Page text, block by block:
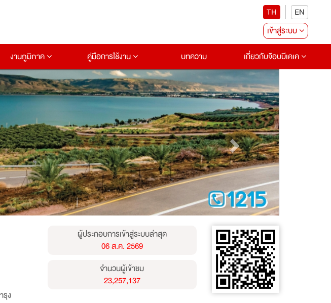
TH
EN
เข้าสู่ระบบ
งานภูมิภาค คู่มือการใช้งาน บทความ เกี่ยวกับจ๊อบบีเคเค
Next
รุง
ผู้ประกอบการเข้าสู่ระบบล่าสุด
06 ส.ค. 2569
จำนวนผู้เข้าชม
23,257,137